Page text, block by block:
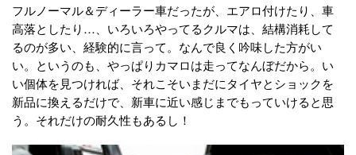
フルノーマル＆ディーラー車だったが、エアロ付けたり、車
高落としたり…、いろいろやってるクルマは、結構消耗して
るのが多い、経験的に言って。なんで良く吟味した方がい
い。というのも、やっぱりカマロは走ってなんぼだから。い
い個体を見つければ、それこそいまだにタイヤとショックを
新品に換えるだけで、新車に近い感じまでもっていけると思
う。それだけの耐久性もあるし！